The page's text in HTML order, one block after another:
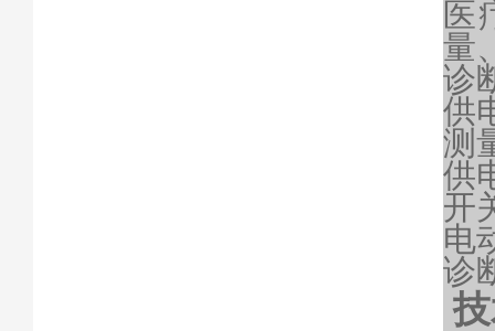
医
量
诊
供
测
供
开
电
诊